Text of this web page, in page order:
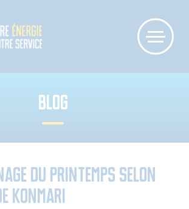
BLOG
du printemps selon
KonMari